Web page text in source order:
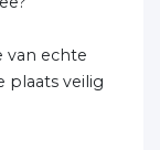
van echte
plaats veilig